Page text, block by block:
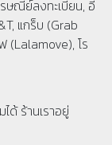
ษณีย์ลงทะเบียน, อี
แกร็บ (Grab
(Lalamove), โร
ด้ ร้านเราอยู่